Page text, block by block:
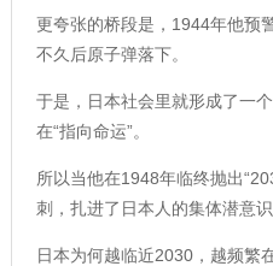
更夸张的桥段是，1944年他预
不久后原子弹落下。
于是，日本社会里就形成了一
在“指向命运”。
所以当他在1948年临终抛出
刺，扎进了日本人的集体潜意识
日本为何越临近2030，越频繁